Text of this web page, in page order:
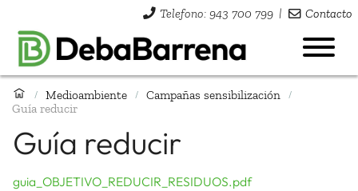
Telefono: 943 700 799 | Contacto
/ Medioambiente / Campañas sensibilización /
Guía reducir
Guía reducir
guia_OBJETIVO_REDUCIR_RESIDUOS.pdf